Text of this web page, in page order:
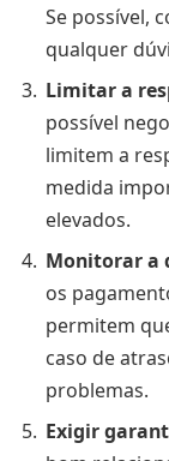
Se possível,
qualquer
Limitar a
possível
limitem a
medida
elevados.
Monitorar a
os
permitem
caso de
problemas.
Exigir